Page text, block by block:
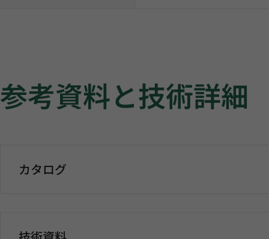
参考資料と技術詳細
カタログ